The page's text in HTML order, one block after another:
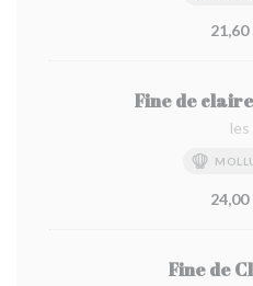
21,60
Fine de
les
24,00
Fine de